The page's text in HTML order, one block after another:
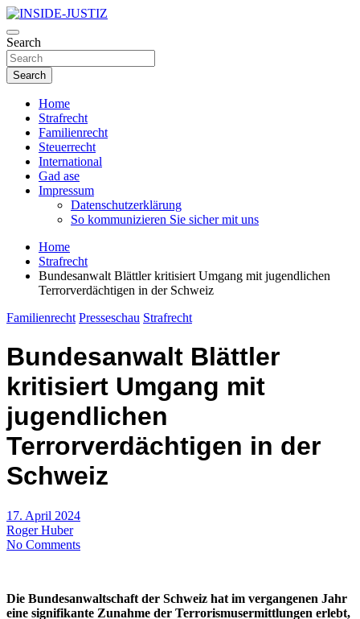
Skip
to
content
INSIDE-JUSTIZ
Investigativer Journalismus zur Dritten Gewalt
Search
Search
Home
Strafrecht
Familienrecht
Steuerrecht
International
Gad ase
Impressum
Datenschutzerklärung
So kommunizieren Sie sicher mit uns
Home
Strafrecht
Bundesanwalt Blättler kritisiert Umgang mit jugendlichen
Terrorverdächtigen in der Schweiz
Familienrecht Presseschau Strafrecht
Bundesanwalt Blättler
kritisiert Umgang mit
jugendlichen
Terrorverdächtigen in der
Schweiz
17. April 2024
Roger Huber
No Comments
Die Bundesanwaltschaft der Schweiz hat im vergangenen Jahr
eine signifikante Zunahme der Terrorismusermittlungen erlebt,